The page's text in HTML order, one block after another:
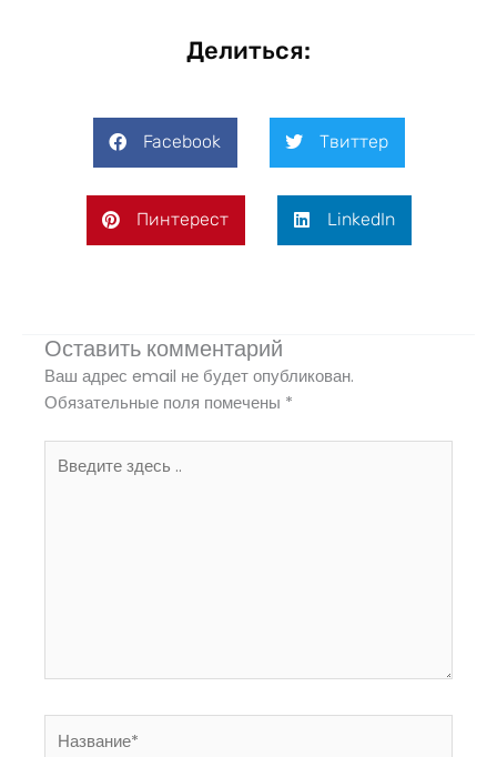
Делиться:
Facebook Твиттер
Пинтерест LinkedIn
Оставить комментарий
Ваш адрес email не будет опубликован.
Обязательные поля помечены *
здесь